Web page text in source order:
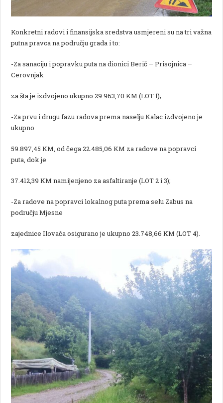
Konkretni radovi i finansijska sredstva usmjereni su na tri važna
putna pravca na području grada i to:
-Za sanaciju i popravku puta na dionici Berič – Prisojnica –
Cerovnjak
za šta je izdvojeno ukupno 29.963,70 KM (LOT 1);
-Za prvu i drugu fazu radova prema naselju Kalac izdvojeno je
ukupno
59.897,45 KM, od čega 22.485,06 KM za radove na popravci
puta, dok je
37.412,39 KM namijenjeno za asfaltiranje (LOT 2 i 3);
-Za radove na popravci lokalnog puta prema selu Zabus na
području Mjesne
zajednice Ilovača osigurano je ukupno 23.748,66 KM (LOT 4).